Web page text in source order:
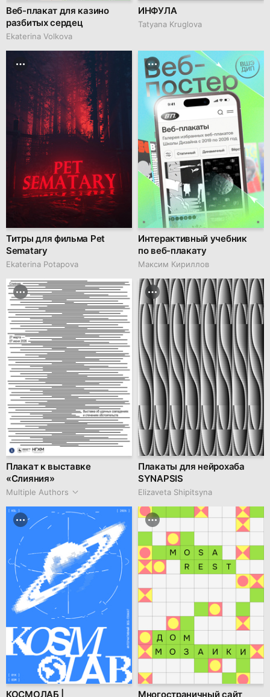
Веб-плакат для казино
разбитых сердец
Ekaterina Volkova
ИНФУЛА
Tatyana Kruglova
Титры для фильма Pet
Sematary
Ekaterina Potapova
Интерактивный учебник
по веб-плакату
Максим Кириллов
Плакат к выставке
«Слияния»
Multiple Authors
Плакаты для нейрохаба
SYNAPSIS
Elizaveta Shipitsyna
КОСМОЛАБ | Многостраничный сайт